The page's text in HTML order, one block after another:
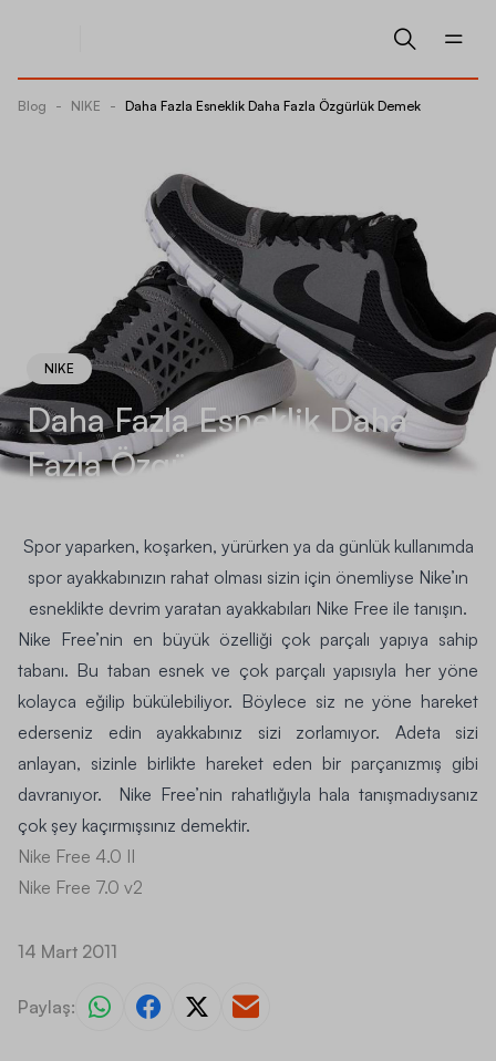
Blog - NIKE - Daha Fazla Esneklik Daha Fazla Özgürlük Demek
NIKE
Daha Fazla Esneklik Daha
Fazla Özgürlük Demek
Spor yaparken, koşarken, yürürken ya da günlük kullanımda
spor ayakkabınızın rahat olması sizin için önemliyse Nike’ın
esneklikte devrim yaratan ayakkabıları Nike Free ile tanışın.
Nike Free’nin en büyük özelliği çok parçalı yapıya sahip
tabanı. Bu taban esnek ve çok parçalı yapısıyla her yöne
kolayca eğilip bükülebiliyor. Böylece siz ne yöne hareket
ederseniz edin ayakkabınız sizi zorlamıyor. Adeta sizi
anlayan, sizinle birlikte hareket eden bir parçanızmış gibi
davranıyor. Nike Free’nin rahatlığıyla hala tanışmadıysanız
çok şey kaçırmışsınız demektir.
Nike Free 4.0 II
Nike Free 7.0 v2
14 Mart 2011
Paylaş: